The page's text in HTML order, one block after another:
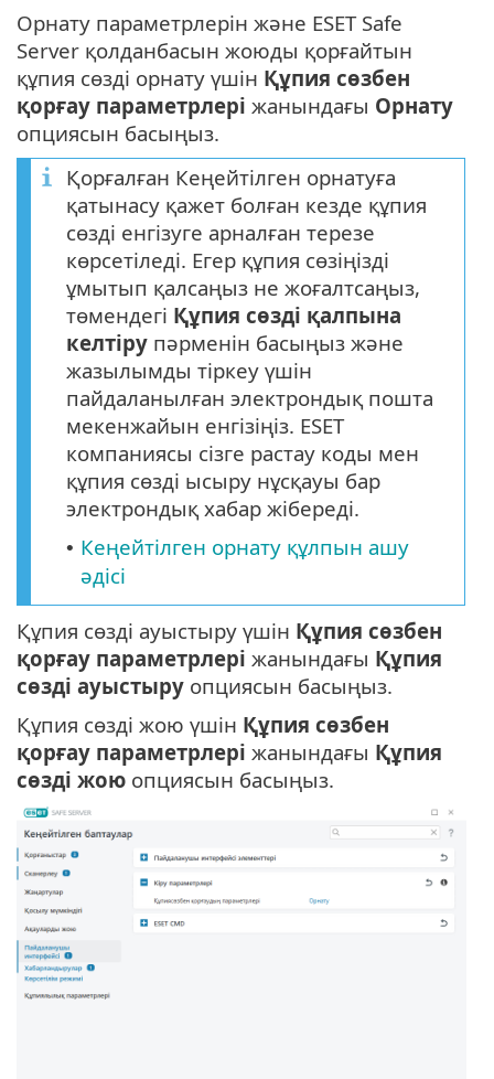
Орнату параметрлерін және ESET Safe
Server қолданбасын жоюды қорғайтын
құпия сөзді орнату үшін Құпия сөзбен
қорғау параметрлері жанындағы Орнату
опциясын басыңыз.
Қорғалған Кеңейтілген орнатуға
қатынасу қажет болған кезде құпия
сөзді енгізуге арналған терезе
көрсетіледі. Егер құпия сөзіңізді
ұмытып қалсаңыз не жоғалтсаңыз,
төмендегі Құпия сөзді қалпына
келтіру пәрменін басыңыз және
жазылымды тіркеу үшін
пайдаланылған электрондық пошта
мекенжайын енгізіңіз. ESET
компаниясы сізге растау коды мен
құпия сөзді ысыру нұсқауы бар
электрондық хабар жібереді.
• Кеңейтілген орнату құлпын ашу
әдісі
Құпия сөзді ауыстыру үшін Құпия сөзбен
қорғау параметрлері жанындағы Құпия
сөзді ауыстыру опциясын басыңыз.
Құпия сөзді жою үшін Құпия сөзбен
қорғау параметрлері жанындағы Құпия
сөзді жою опциясын басыңыз.